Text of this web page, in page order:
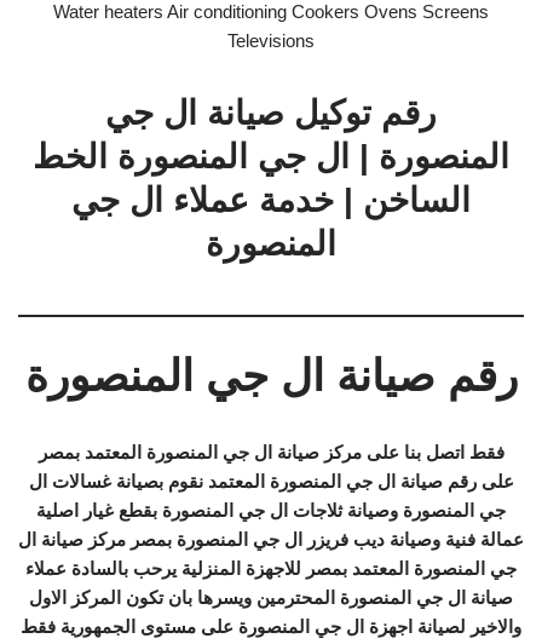
Water heaters Air conditioning Cookers Ovens Screens
Televisions
رقم توكيل صيانة ال جي
المنصورة | ال جي المنصورة الخط
الساخن | خدمة عملاء ال جي
المنصورة
رقم صيانة ال جي المنصورة
فقط اتصل بنا على مركز صيانة ال جي المنصورة المعتمد بمصر
على رقم صيانة ال جي المنصورة المعتمد نقوم بصيانة غسالات ال
جي المنصورة وصيانة ثلاجات ال جي المنصورة بقطع غيار اصلية
عمالة فنية وصيانة ديب فريزر ال جي المنصورة بمصر مركز صيانة ال
جي المنصورة المعتمد بمصر للاجهزة المنزلية يرحب بالسادة عملاء
صيانة ال جي المنصورة المحترمين ويسرها بان تكون المركز الاول
والاخير لصيانة اجهزة ال جي المنصورة على مستوى الجمهورية فقط